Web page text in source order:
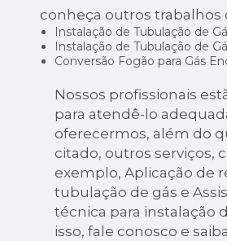
conheça outros trabalhos
Instalação de Tubulação de
Instalação de Tubulação de
Conversão Fogão para Gás
Nossos profissionais
para atendê-lo
oferecermos, além do
citado, outros serviços,
exemplo, Aplicação de
tubulação de gás e
técnica para instalação
isso, fale conosco e